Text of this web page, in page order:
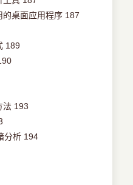
桌面应用程序 187
189
法 193
分析 194